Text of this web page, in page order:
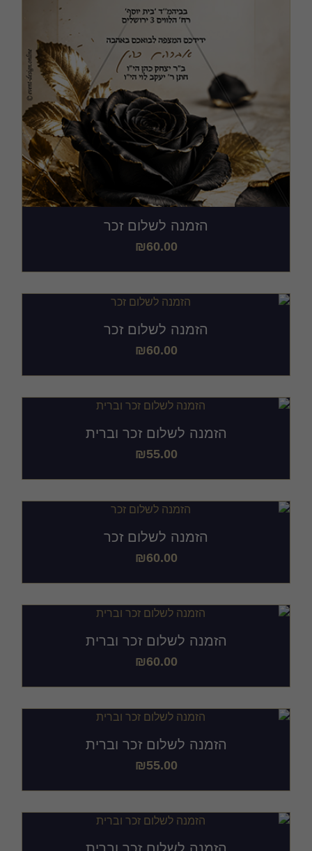
הזמנה לשלום זכר
₪60.00
הזמנה לשלום זכר
₪60.00
הזמנה לשלום זכר וברית
₪55.00
הזמנה לשלום זכר
₪60.00
הזמנה לשלום זכר וברית
₪60.00
הזמנה לשלום זכר וברית
₪55.00